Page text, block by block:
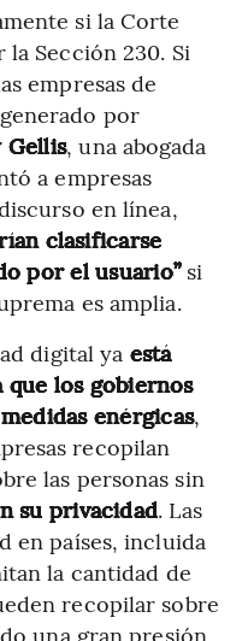
si la Corte
Sección 230. Si
empresas de
por
Gellis, una abogada
a empresas
en línea,
clasificarse
por el usuario” si
es amplia.
digital ya está
los gobiernos
enérgicas,
recopilan
las personas sin
su privacidad. Las
en países, incluida
la cantidad de
recopilar sobre
una gran presión